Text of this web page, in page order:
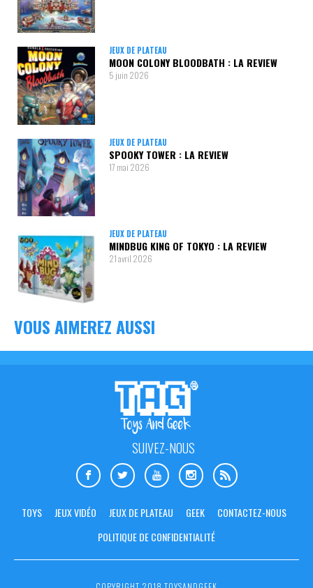
JEUX DE PLATEAU
MOON COLONY BLOODBATH : LA REVIEW
5 juin 2026
JEUX DE PLATEAU
SPOOKY TOWER : LA REVIEW
17 mai 2026
JEUX DE PLATEAU
MINDBUG KING OF TOKYO : LA REVIEW
21 avril 2026
VOUS AIMEREZ AUSSI
SUIVEZ-NOUS
TOYS JEUX VIDÉO JEUX DE PLATEAU GEEK
CONTACTEZ-NOUS
POLITIQUE DE CONFIDENTIALITÉ